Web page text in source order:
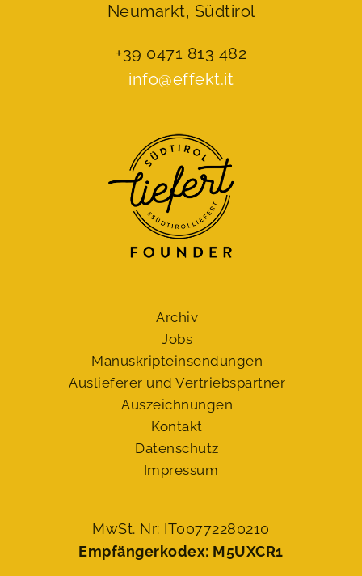
Neumarkt, Südtirol
+39 0471 813 482
info@effekt.it
Archiv
Jobs
Manuskript­einsendungen
Auslieferer und Vertriebspartner
Auszeichnungen
Kontakt
Datenschutz
Impressum
MwSt. Nr: IT00772280210
Empfängerkodex: M5UXCR1